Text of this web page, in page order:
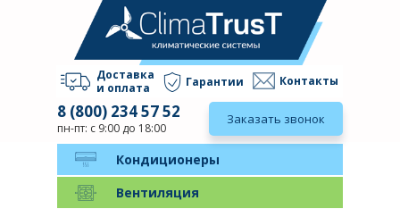
Доставка
и оплата
Гарантии Контакты
8 (800) 234 57 52
пн-пт: с 9:00 до 18:00
Заказать звонок
Кондиционеры
Вентиляция